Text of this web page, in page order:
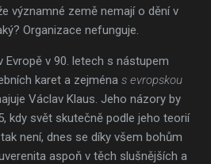
významné země nemají o dění v
Organizace nefunguje.
v 90. letech s nástupem
karet a zejména s evropskou
Václav Klaus. Jeho názory by
kdy svět skutečně podle jeho teorií
není, dnes se díky všem bohům
aspoň v těch slušnějších a